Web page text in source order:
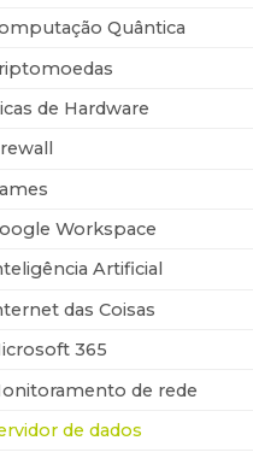
Quântica
de Hardware
Workspace
Artificial
das Coisas
365
de rede
de dados